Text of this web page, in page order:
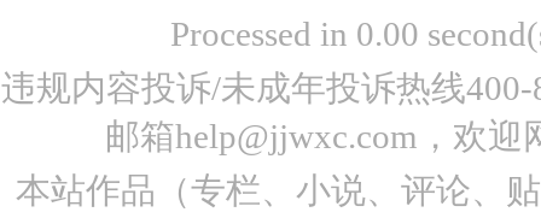
Processed in 0.00
违规内容投诉/未成年投诉热线
邮箱help@jjwxc.com，欢
本站作品（专栏、小说、评论、